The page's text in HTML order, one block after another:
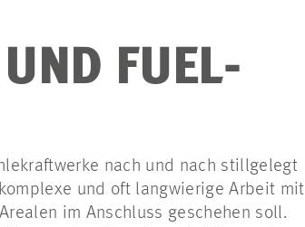
FUEL-
nach und nach stillgelegt
und oft langwierige Arbeit mit
im Anschluss geschehen soll.